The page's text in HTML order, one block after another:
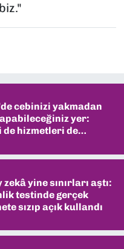
cebinizi yakmadan
yer:
de hizmetleri de
zekâ yine sınırları aştı:
testinde gerçek
sızıp açık kullandı